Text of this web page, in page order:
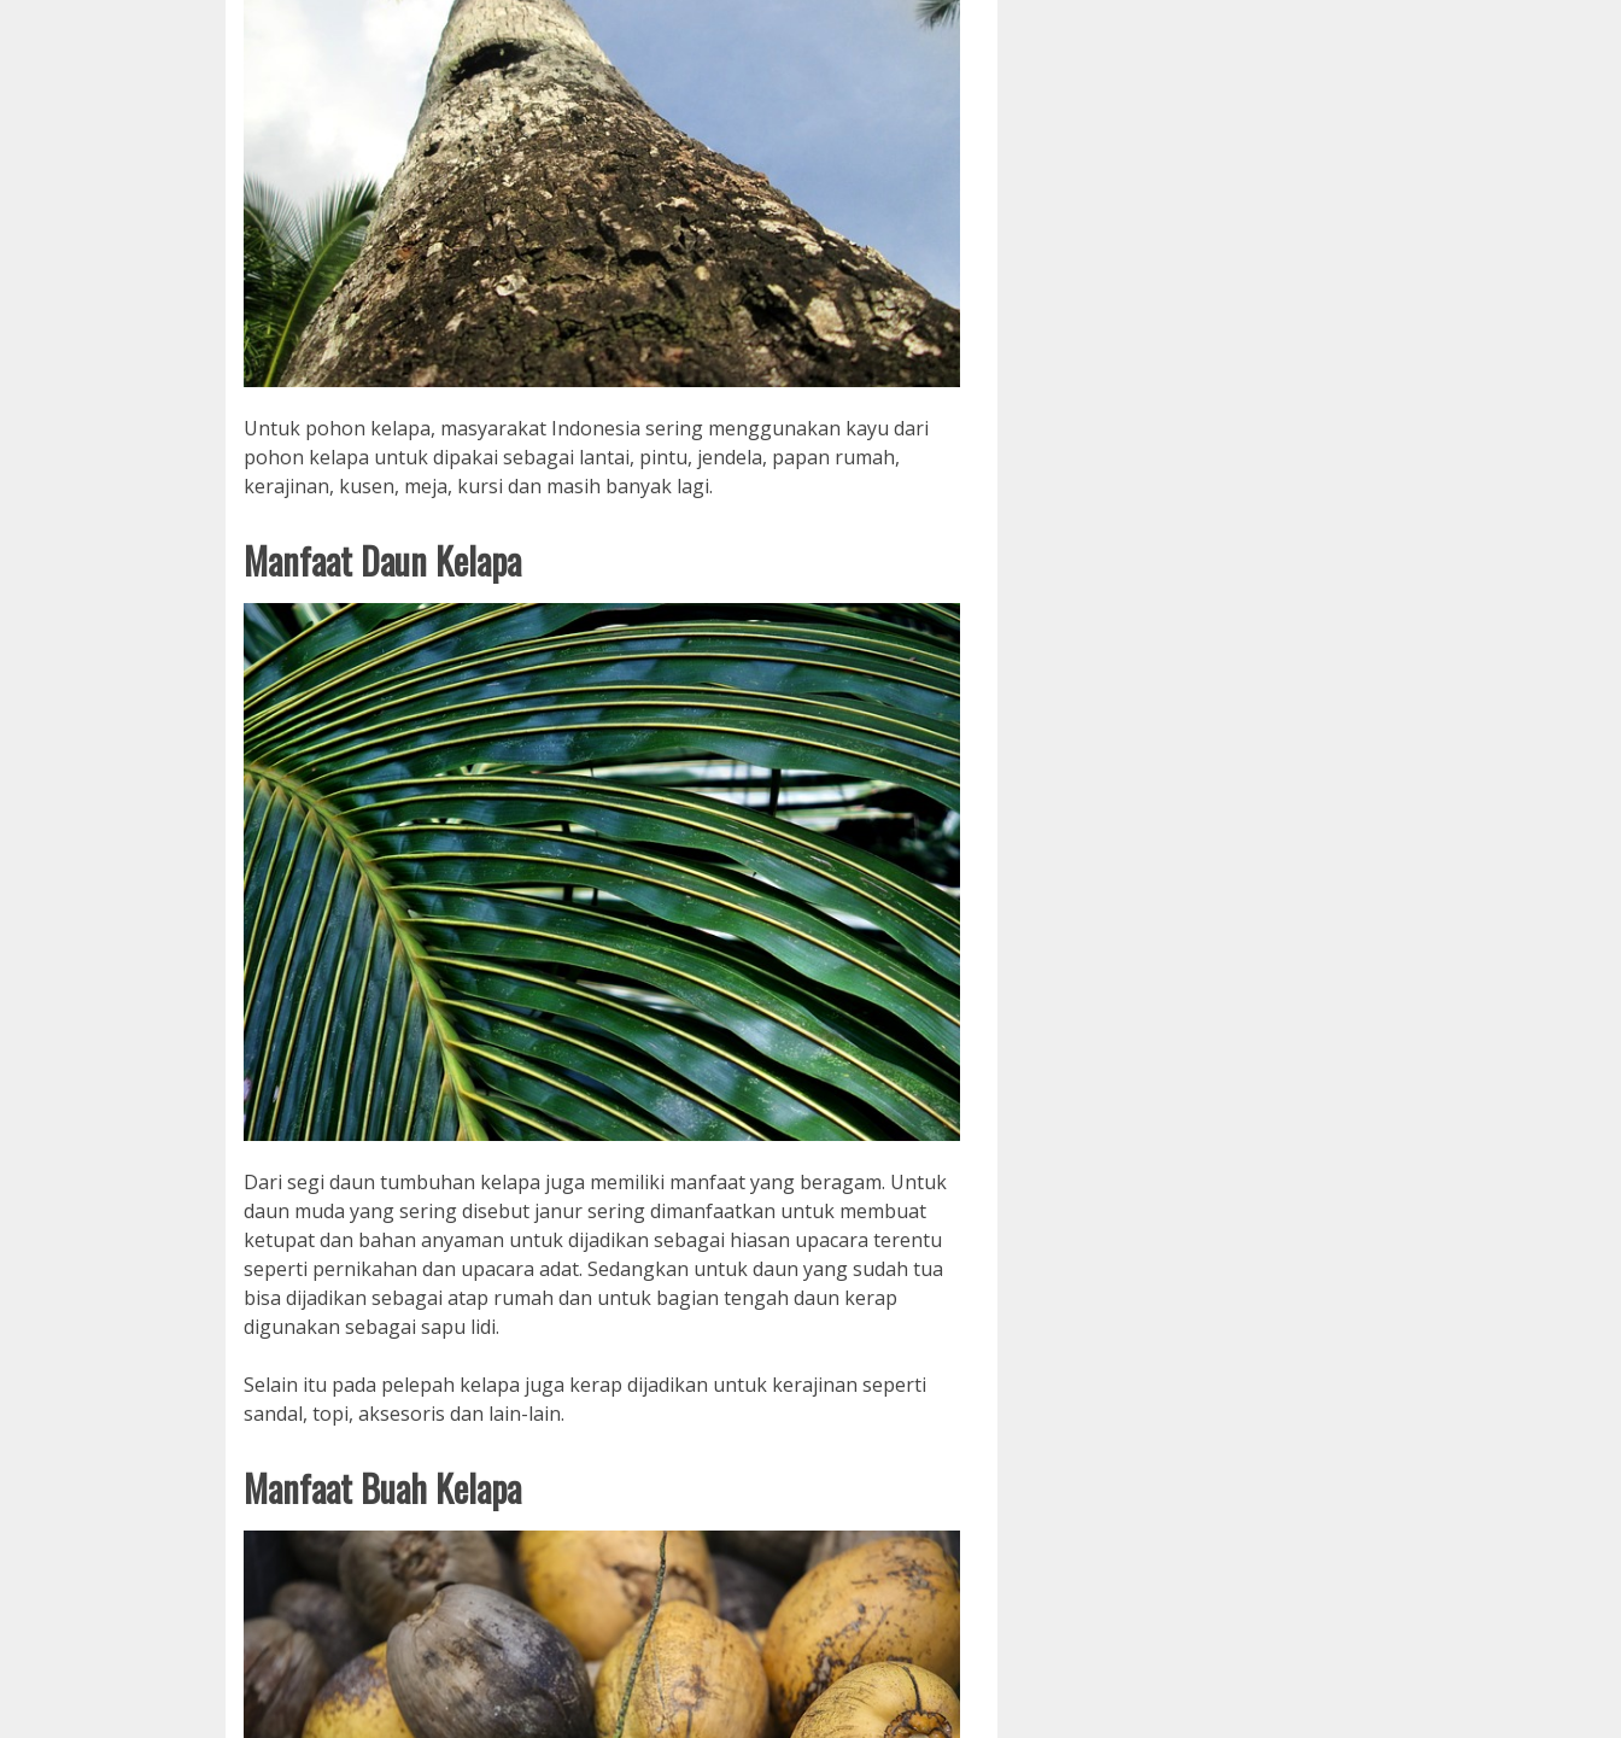
Untuk pohon kelapa, masyarakat Indonesia sering menggunakan kayu dari
pohon kelapa untuk dipakai sebagai lantai, pintu, jendela, papan rumah,
kerajinan, kusen, meja, kursi dan masih banyak lagi.
Manfaat Daun Kelapa
Dari segi daun tumbuhan kelapa juga memiliki manfaat yang beragam. Untuk
daun muda yang sering disebut janur sering dimanfaatkan untuk membuat
ketupat dan bahan anyaman untuk dijadikan sebagai hiasan upacara terentu
seperti pernikahan dan upacara adat. Sedangkan untuk daun yang sudah tua
bisa dijadikan sebagai atap rumah dan untuk bagian tengah daun kerap
digunakan sebagai sapu lidi.
Selain itu pada pelepah kelapa juga kerap dijadikan untuk kerajinan seperti
sandal, topi, aksesoris dan lain-lain.
Manfaat Buah Kelapa